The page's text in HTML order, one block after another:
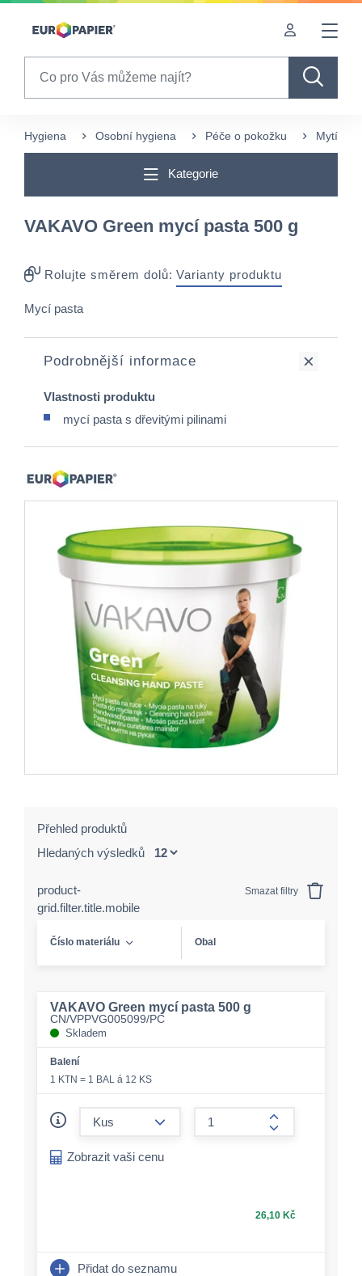
Table Of Content
Hygiena Osobní hygiena Péče o pokožku Mytí a
Kategorie
VAKAVO Green mycí pasta 500 g
Rolujte směrem dolů: Varianty produktu
Mycí pasta
Podrobnější informace
Vlastnosti produktu
mycí pasta s dřevitými pilinami
Přehled produktů
Hledaných výsledků
product-
grid.filter.title.mobile
Smazat filtry
Číslo materiálu Obal
VAKAVO Green mycí pasta 500 g
CN/VPPVG005099/PC
Skladem
Balení
1 KTN = 1 BAL á 12 KS
form.increase-
Zobrazit vaši cenu
26,10 Kč
Přidat do seznamu